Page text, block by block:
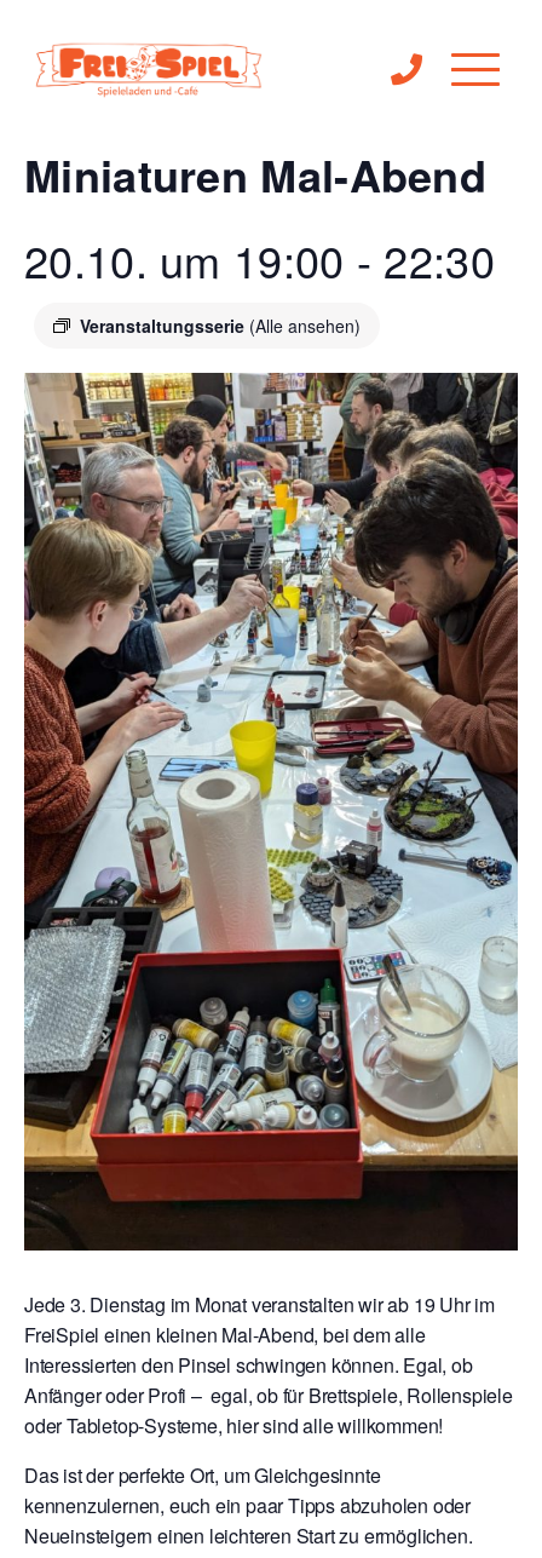
« Alle Veranstaltungen
Miniaturen Mal-Abend
20.10. um 19:00 - 22:30
Veranstaltungsserie (Alle ansehen)
Jede 3. Dienstag im Monat veranstalten wir ab 19 Uhr im
FreiSpiel einen kleinen Mal-Abend, bei dem alle
Interessierten den Pinsel schwingen können. Egal, ob
Anfänger oder Profi – egal, ob für Brettspiele, Rollenspiele
oder Tabletop-Systeme, hier sind alle willkommen!
Das ist der perfekte Ort, um Gleichgesinnte
kennenzulernen, euch ein paar Tipps abzuholen oder
Neueinsteigern einen leichteren Start zu ermöglichen.